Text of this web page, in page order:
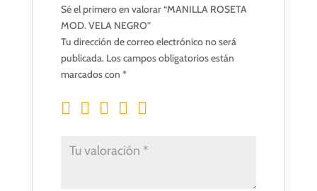
Sé el primero en valorar “MANILLA ROSETA
MOD. VELA NEGRO”
Tu dirección de correo electrónico no será
publicada. Los campos obligatorios están
marcados con *